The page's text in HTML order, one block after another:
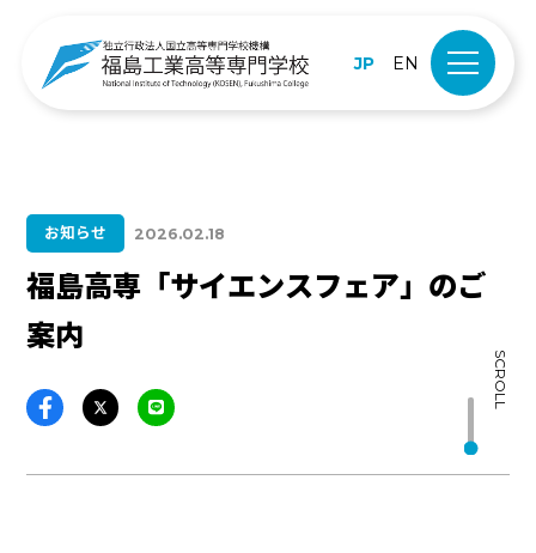
JP EN
お知らせ 2026.02.18
福島高専「サイエンスフェア」のご
案内
SCROLL